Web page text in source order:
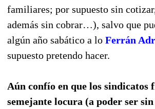
familiares; por supuesto sin
además sin cobrar…), salvo que
algún año sabático a lo Ferrán
supuesto pretendo hacer.
Aún confío en que los sindicatos
semejante locura (a poder ser